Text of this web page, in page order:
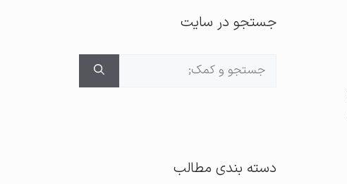
جستجو در سایت
جستجوی
دسته بندی مطالب